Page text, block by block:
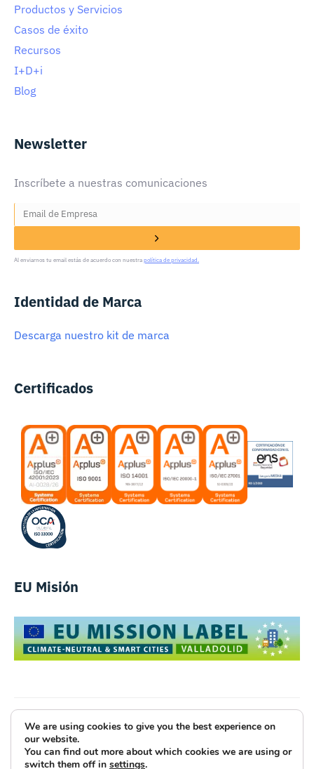
Productos y Servicios
Casos de éxito
Recursos
I+D+i
Blog
Newsletter
Inscríbete a nuestras comunicaciones
Al enviarnos tu email estás de acuerdo con nuestra política de privacidad.
Identidad de Marca
Descarga nuestro kit de marca
Certificados
EU Misión
Luce Innovative Technologies
Aviso Legal
Política de Privacidad Cookies
We are using cookies to give you the best experience on
our website.
You can find out more about which cookies we are using or
switch them off in settings.